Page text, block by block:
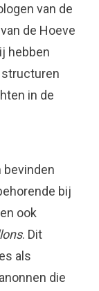
van de
de Hoeve
hebben
in de
bevinden
bij
ook
. Dit
als
die